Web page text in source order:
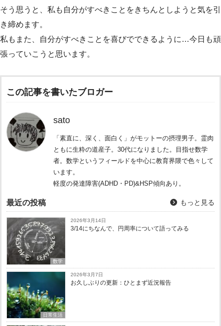
そう思うと、私も自分がすべきことをきちんとしようと気を引
き締めます。
私もまた、自分がすべきことを喜びでできるように…今日も頑
張っていこうと思います。
この記事を書いたブロガー
sato
「素直に、深く、面白く」がモットーの摂理男子。霊肉
ともに生粋の道産子。30代になりました。目指せ数学
者。数学というフィールドを中心に教育界隈で色々して
います。
軽度の発達障害(ADHD・PD)&HSP傾向あり。
最近の投稿 もっと見る
数学
2026年3月14日
3/14にちなんで、円周率について語ってみる
日常生活
2026年3月7日
お久しぶりの更新：ひとまず近況報告